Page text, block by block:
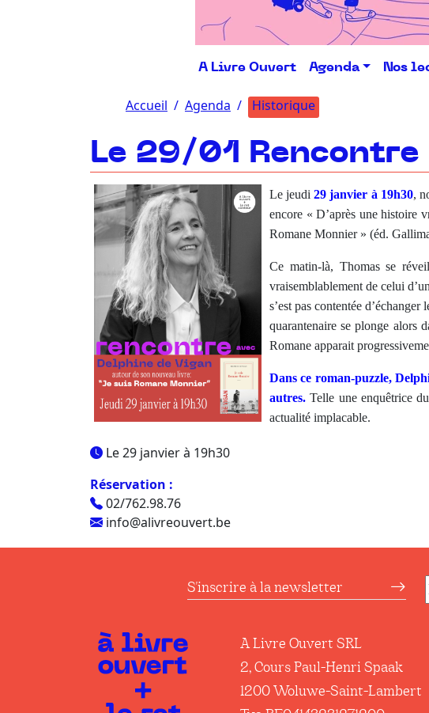
A Livre Ouvert Agenda Nos
Accueil Agenda Historique
Le 29/01
Le jeudi29 janvier à 19h30,
encore « D’après une histoire
Romane Monnier » (éd.
Ce matin-là, Thomas se
vraisemblablement de celui
s’est pas contentée
quarantenaire se plonge alors
Romane apparait
Dans ce roman-puzzle,
autres. Telle une enquêtrice
actualité implacable.
Le 29 janvier à 19h30
Réservation :
02/762.98.76
info@alivreouvert.be
S'inscrire à la newsletter
A Livre Ouvert SRL
2, Cours Paul-Henri Spaak
1200 Woluwe-Saint-Lambert